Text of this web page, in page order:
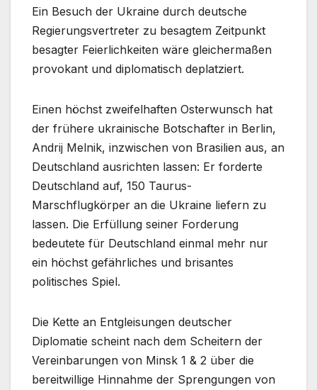
Ein Besuch der Ukraine durch deutsche
Regierungsvertreter zu besagtem Zeitpunkt
besagter Feierlichkeiten wäre gleichermaßen
provokant und diplomatisch deplatziert.
Einen höchst zweifelhaften Osterwunsch hat
der frühere ukrainische Botschafter in Berlin,
Andrij Melnik, inzwischen von Brasilien aus, an
Deutschland ausrichten lassen: Er forderte
Deutschland auf, 150 Taurus-
Marschflugkörper an die Ukraine liefern zu
lassen. Die Erfüllung seiner Forderung
bedeutete für Deutschland einmal mehr nur
ein höchst gefährliches und brisantes
politisches Spiel.
Die Kette an Entgleisungen deutscher
Diplomatie scheint nach dem Scheitern der
Vereinbarungen von Minsk 1 & 2 über die
bereitwillige Hinnahme der Sprengungen von